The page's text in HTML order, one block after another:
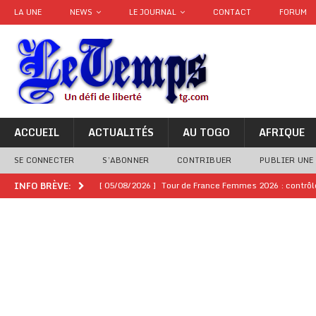
LA UNE NEWS LE JOURNAL CONTACT FORUM
ACCUEIL ACTUALITÉS AU TOGO AFRIQUE
SE CONNECTER S’ABONNER CONTRIBUER PUBLIER UNE
INFO BRÈVE: [ 05/08/2026 ] Tour de France Femmes 2026 :